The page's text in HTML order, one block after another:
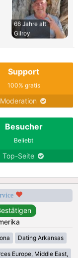
66 Jahre alt
Gilroy
Support
100% gratis
Moderation
Besucher
Beliebt
Top-Seite
Dating Arkansas
Europe, Middle East,